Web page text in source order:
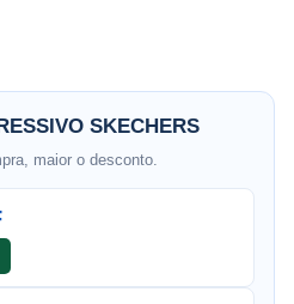
SKECHERS
maior o desconto.